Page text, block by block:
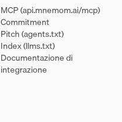
MCP (api.mnemom.ai/mcp)
Commitment
Pitch (agents.txt)
Index (llms.txt)
Documentazione di
integrazione